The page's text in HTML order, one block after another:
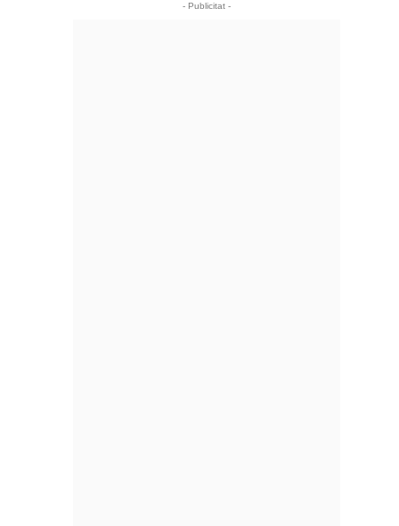
- Publicitat -